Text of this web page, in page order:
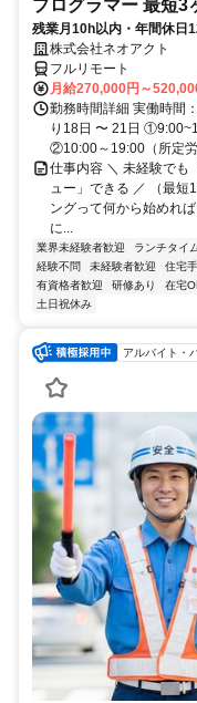
プログラマー 最短3
残業月10h以内・年間休日
株式会社ネオアクト
フルリモート
月給270,000円～
勤務時間詳細 実働時間
り18日 〜 21日
②10:00～19:00（所定
仕事内容 ＼ 未経験でも
ュー」できる ／ （最短
ングって何から始めれ
に...
業界未経験者歓迎 ランチタイ
経験不問
未経験者歓迎 住宅
有資格者歓迎
研修あり 在宅
土日祝休み
アルバイト・